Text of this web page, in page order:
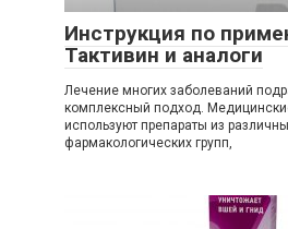
Инструкция по
Тактивин и аналоги
Лечение многих заболеваний
комплексный подход.
используют препараты из
фармакологических групп,